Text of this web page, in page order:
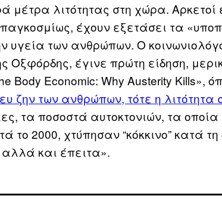
μέτρα λιτότητας στη χώρα. Αρκετοί
έχουν εξετάσει τα
υγεία των ανθρώπων. Ο
Οξφόρδης, έγινε πρώτη είδηση,
Body Economic: Why Austerity Kills»,
ζην των ανθρώπων, τότε η λιτότητα
τα ποσοστά αυτοκτονιών, τα
2000, χτύπησαν “κόκκινο” κατά τη
αλλά και έπειτα».